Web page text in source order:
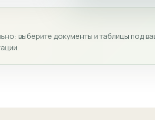
выберите документы и таблицы под